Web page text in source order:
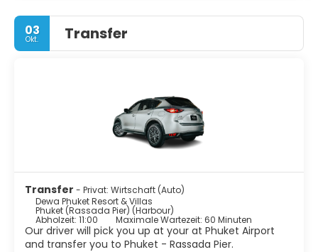
03
Okt. Transfer
Transfer - Privat: Wirtschaft (Auto)
Dewa Phuket Resort & Villas
Phuket (Rassada Pier) (Harbour)
Abholzeit: 11:00 Maximale Wartezeit: 60 Minuten
Our driver will pick you up at your at Phuket Airport
and transfer you to Phuket - Rassada Pier.